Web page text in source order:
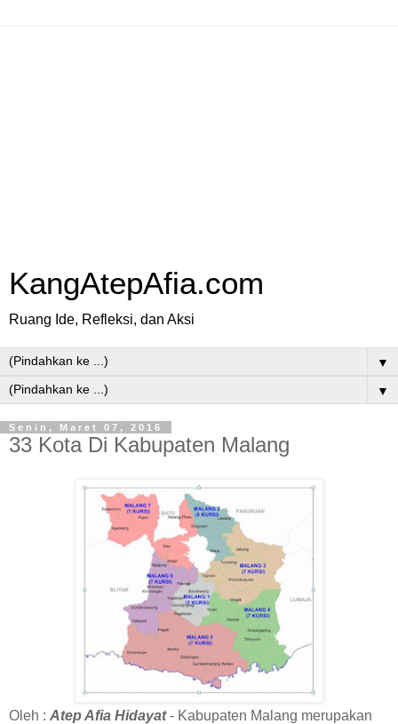
KangAtepAfia.com
Ruang Ide, Refleksi, dan Aksi
▼
▼
Senin, Maret 07, 2016
33 Kota Di Kabupaten Malang
Oleh : Atep Afia Hidayat- Kabupaten Malang merupakan